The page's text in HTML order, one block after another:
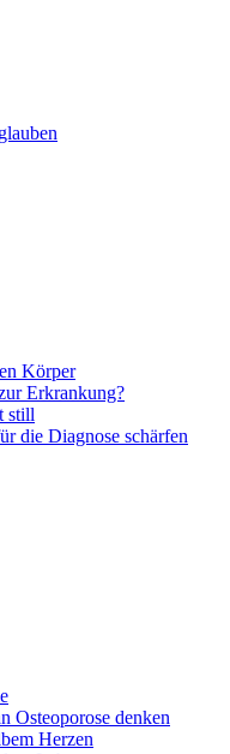
Körper
Erkrankung?
still
die Diagnose schärfen
Osteoporose denken
Herzen